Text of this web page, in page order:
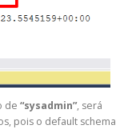
de “sysadmin”, será
pois o default schema